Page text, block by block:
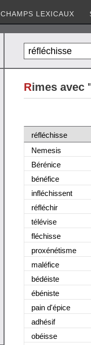
CHAMPS LEXICAUX
Rimes avec
réfléchisse
Nemesis
Bérénice
bénéfice
infléchissent
réfléchir
télévise
fléchisse
proxénétisme
maléfice
bédéiste
ébéniste
pain d'épice
adhésif
obéisse